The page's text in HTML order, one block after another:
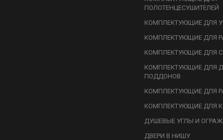
ПОЛОТЕНЦЕСУШИТЕЛЕЙ
КОМПЛЕКТУЮЩИЕ ДЛЯ
КОМПЛЕКТУЮЩИЕ ДЛЯ
КОМПЛЕКТУЮЩИЕ ДЛЯ
КОМПЛЕКТУЮЩИЕ ДЛЯ
ПОДДОНОВ
КОМПЛЕКТУЮЩИЕ ДЛЯ
КОМПЛЕКТУЮЩИЕ ДЛЯ
ДУШЕВЫЕ УГЛЫ И
ДВЕРИ В НИШУ